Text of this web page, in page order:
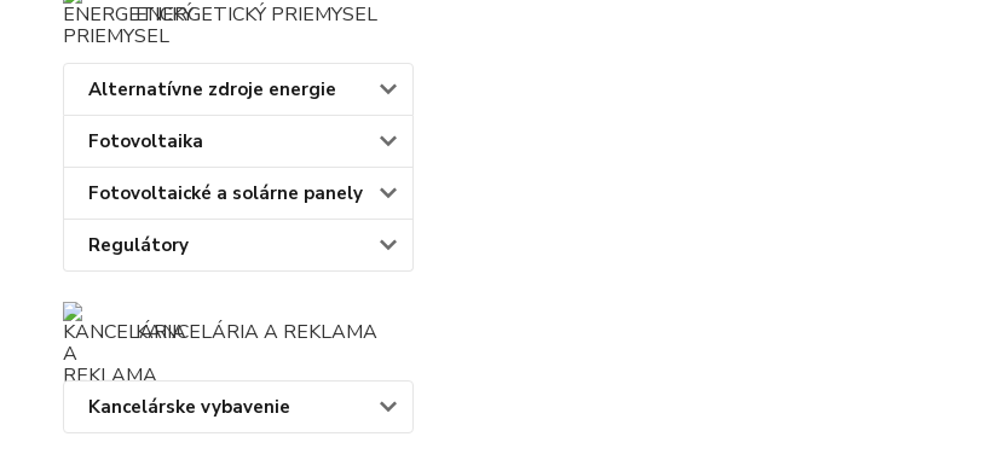
ENERGETICKÝ PRIEMYSEL
Alternatívne zdroje energie
Fotovoltaika
Fotovoltaické a solárne panely
Regulátory
KANCELÁRIA A REKLAMA
Kancelárske vybavenie